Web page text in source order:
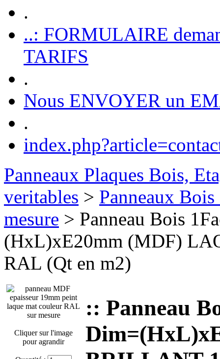
.
..: FORMULAIRE
TARIFS
.
Nous ENVOYER un
.
Panneaux Plaques Bois,
veritables > Panneaux
mesure > Panneau Bois
(HxL)xE20mm (MDF)
RAL (Qt en m2)
Cliquer sur l'image
pour agrandir
:: Panneau